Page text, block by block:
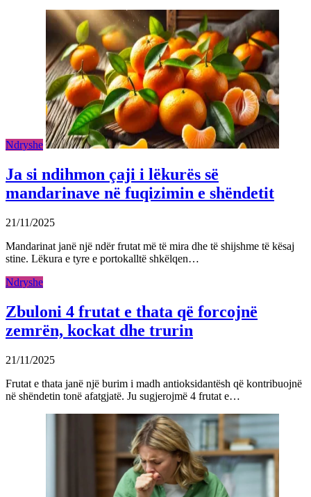
Ndryshe
Ja si ndihmon çaji i lëkurës së
mandarinave në fuqizimin e shëndetit
21/11/2025
Mandarinat janë një ndër frutat më të mira dhe të shijshme të kësaj
stine. Lëkura e tyre e portokalltë shkëlqen…
Ndryshe
Zbuloni 4 frutat e thata që forcojnë
zemrën, kockat dhe trurin
21/11/2025
Frutat e thata janë një burim i madh antioksidantësh që kontribuojnë
në shëndetin tonë afatgjatë. Ju sugjerojmë 4 frutat e…